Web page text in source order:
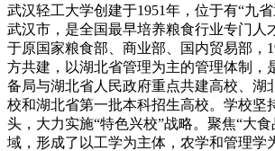
武汉轻工大学创建于1951年，位于有“九
武汉市，是全国最早培养粮食行业专门人
于原国家粮食部、商业部、国内贸易部，
方共建，以湖北省管理为主的管理体制，
备局与湖北省人民政府重点共建高校、湖
校和湖北省第一批本科招生高校。学校坚
头，大力实施“特色兴校”战略。聚焦“大
域，形成了以工学为主体，农学和管理学